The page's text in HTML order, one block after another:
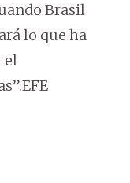
Brasil
lo que ha
el